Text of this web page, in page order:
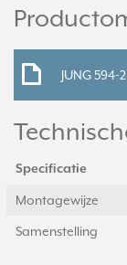
JUNG
Specificatie
Montagewijze
Samenstelling